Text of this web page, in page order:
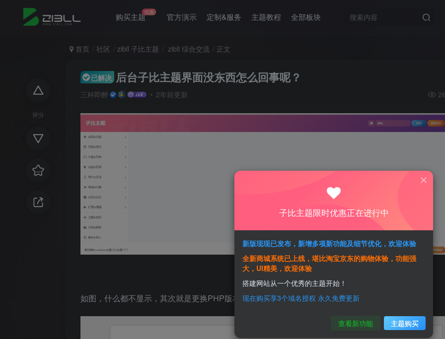
购买主题优惠 官方演示 定制&服务 主题教程 全部板块
评分
首页 社区 zibll 子比主题 zibll 综合交流 正文
已解决 后台子比主题界面没东西怎么回事呢？
三杯即醉 2年前更新
如图，什么都不显示，其次就是更换PHP版本出错，有人知道是什么原因吗
子比主题限时优惠正在进行中
新版现现已发布，新增多项新功能及细节优化，欢迎体验
全新商城系统已上线，堪比淘宝京东的购物体验，功能强
大，UI精美，欢迎体验
搭建网站从一个优秀的主题开始！
现在购买享3个域名授权 永久免费更新
查看新功能 主题购买